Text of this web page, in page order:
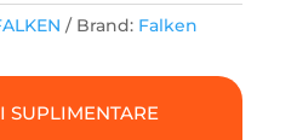
Brand: Falken
SUPLIMENTARE